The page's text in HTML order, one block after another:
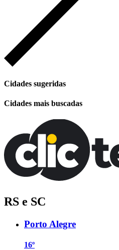
Cidades sugeridas
Cidades mais buscadas
RS e SC
Porto Alegre
16º